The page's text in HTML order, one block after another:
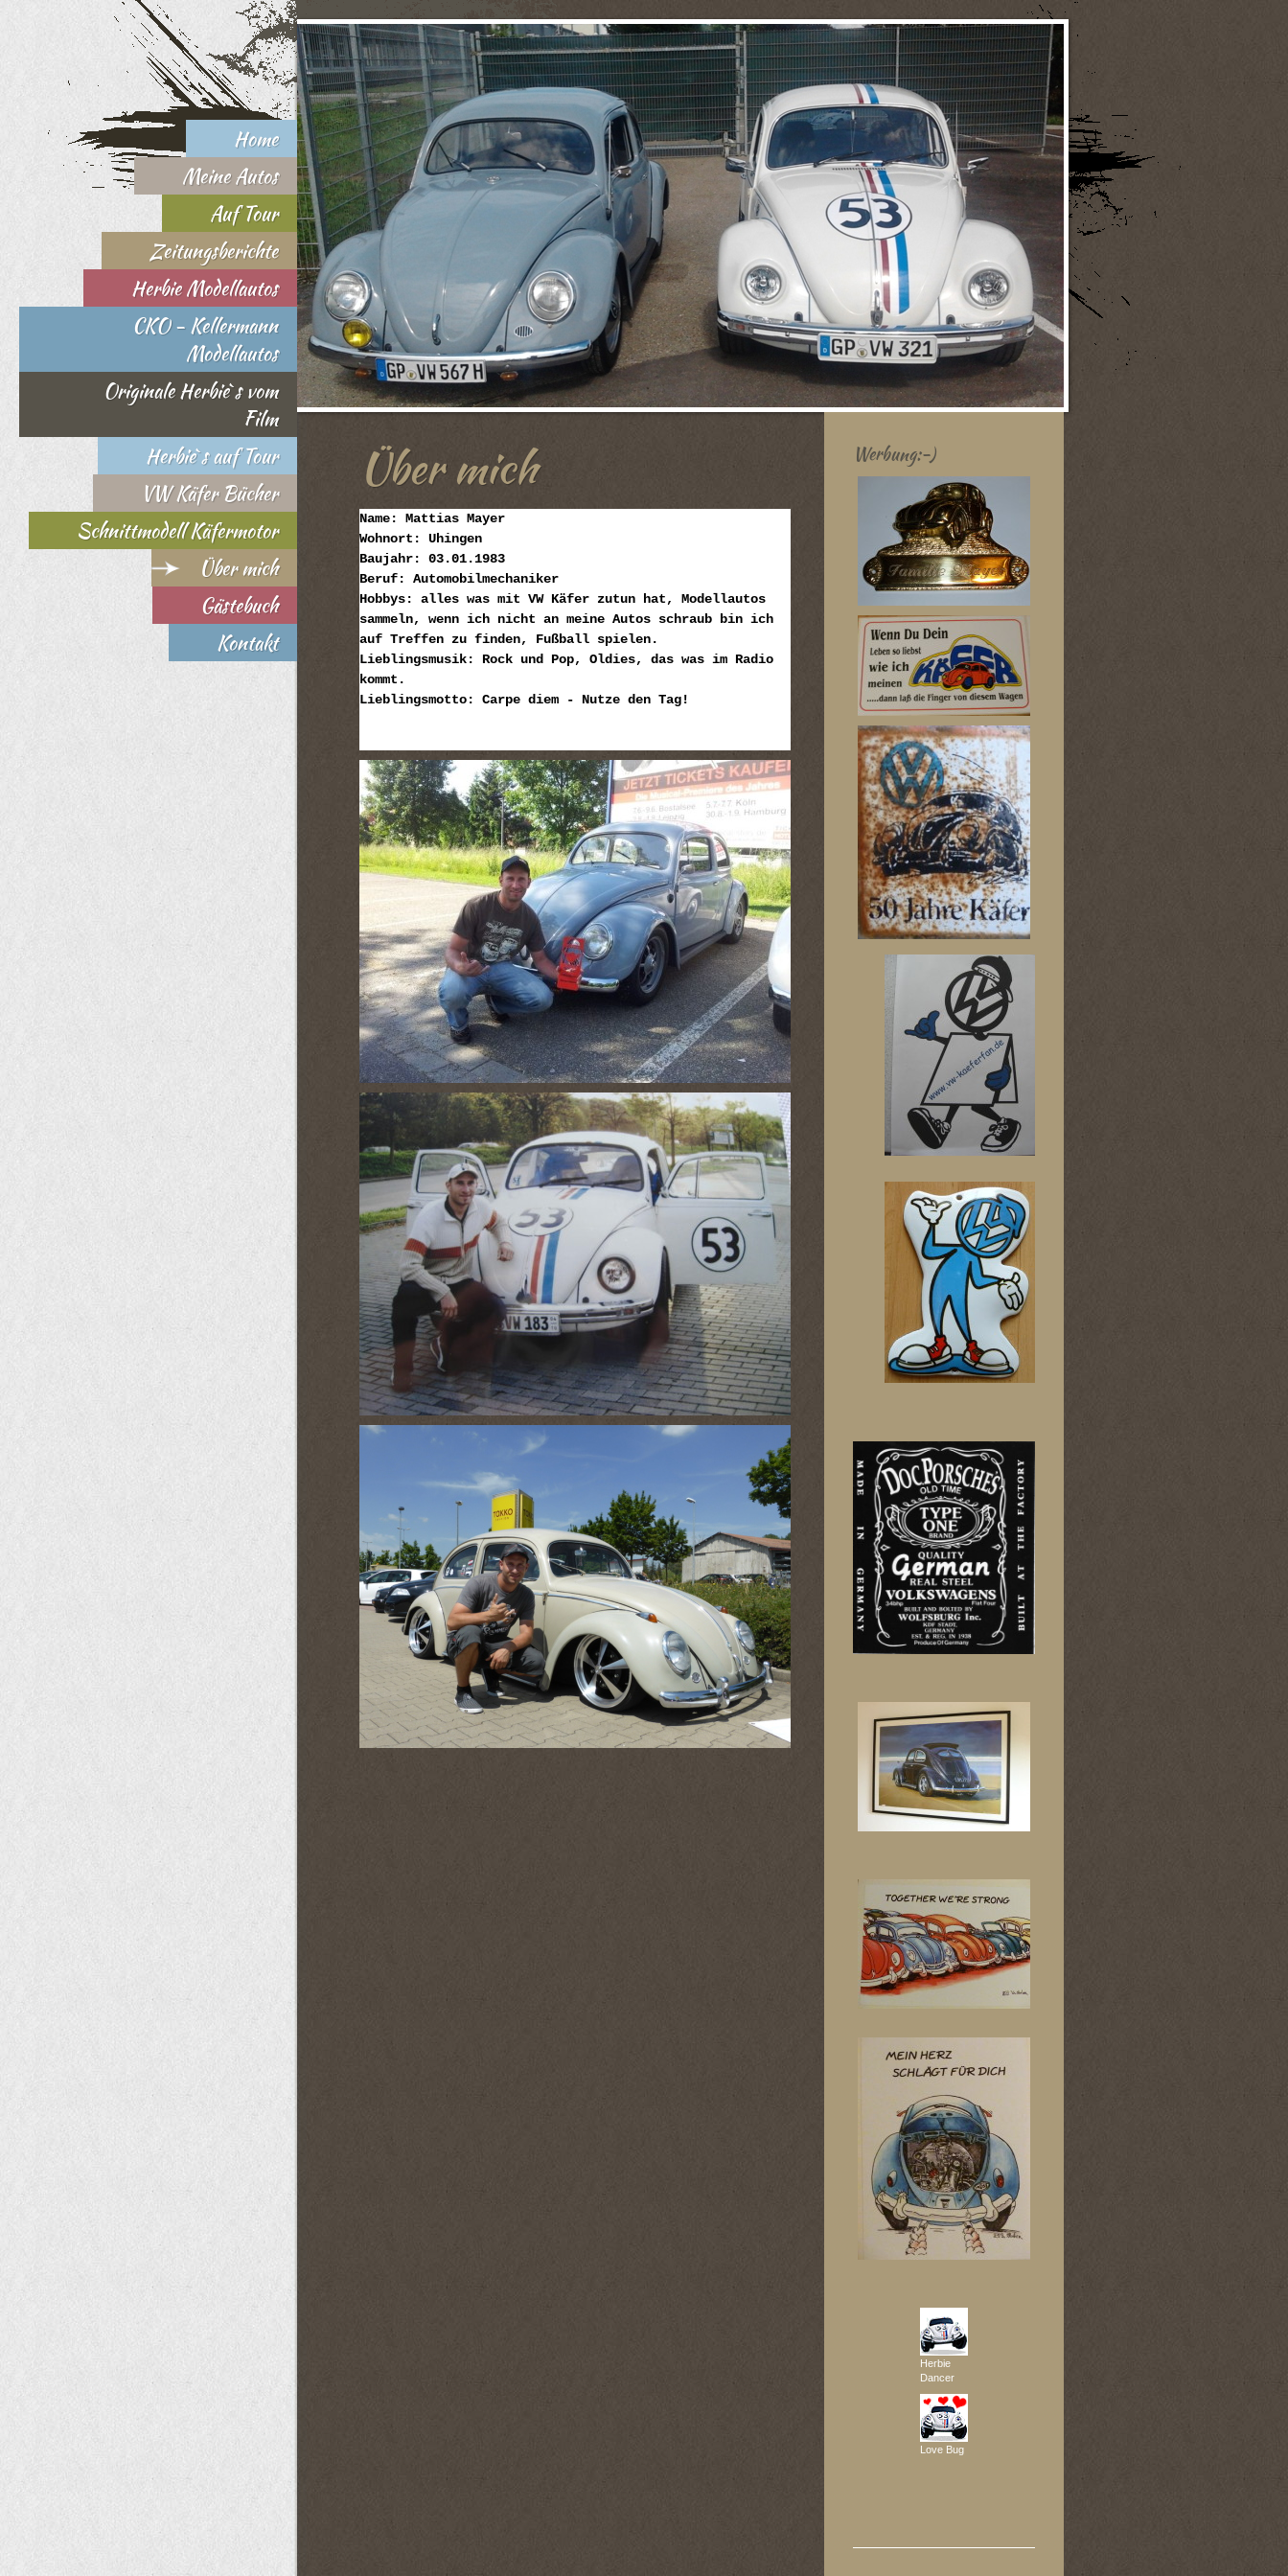
Home
Meine Autos
Auf Tour
Zeitungsberichte
Herbie Modellautos
CKO - Kellermann
Modellautos
Originale Herbie`s vom
Film
Herbie`s auf Tour
VW Käfer Bücher
Schnittmodell Käfermotor
Über mich
Gästebuch
Kontakt
Über mich
Name: Mattias Mayer
Wohnort: Uhingen
Baujahr: 03.01.1983
Beruf: Automobilmechaniker
Hobbys: alles was mit VW Käfer zutun hat, Modellautos
sammeln, wenn ich nicht an meine Autos schraub bin ich
auf Treffen zu finden, Fußball spielen.
Lieblingsmusik: Rock und Pop, Oldies, das was im Radio
kommt.
Lieblingsmotto: Carpe diem - Nutze den Tag!
Werbung:-)
Herbie
Dancer
Love Bug